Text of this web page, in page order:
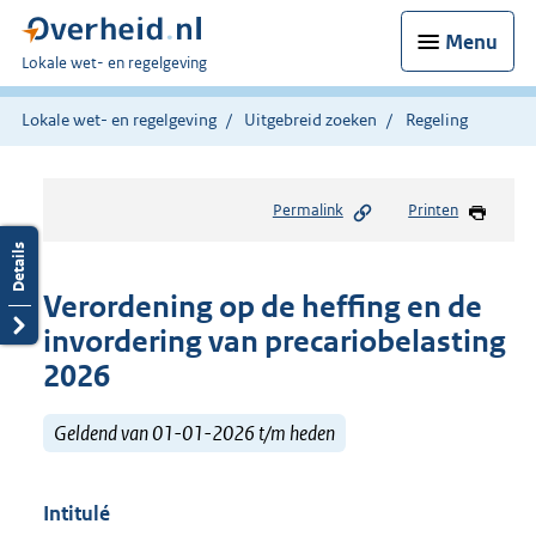
Menu
U
bent
hier:
Lokale wet- en regelgeving
Lokale wet- en regelgeving Uitgebreid zoeken Regeling
Permalink Printen
Verordening op de heffing en de
invordering van precariobelasting
2026
Geldend van 01-01-2026 t/m heden
Intitulé